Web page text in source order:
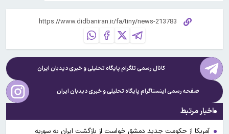
کانال رسمی تلگرام پایگاه تحلیلی و خبریدیدبان ایران
صفحه رسمی اینستاگرام پایگاه تحلیلی و خبریدیدبان ایران
اخبار مرتبط
آمریکا از حکومت جدید دمشق خواست از بازگشت ایران به سوریه